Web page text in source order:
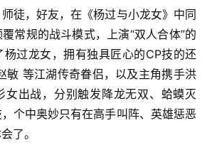
徒，好友，在《杨过与小龙女》中同
常规的战斗模式，上演“双人合体”的
过龙女，拥有独具匠心的CP技的还
敏 等江湖传奇眷侣，以及主角携手洪
女出战，分别触发降龙无双、蛤蟆灭
个中奥妙只有在高手叫阵、英雄惩恶
了。